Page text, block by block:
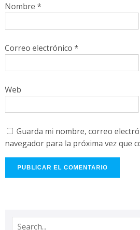
Nombre *
Correo electrónico *
Web
Guarda mi nombre, correo
navegador para la próxima vez que